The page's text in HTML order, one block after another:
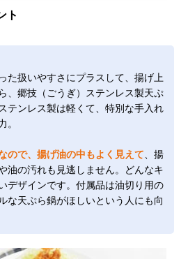
ト
た扱いやすさにプラスして、揚げ上
、郷技（ごうぎ）ステンレス製天ぷ
テンレス製は軽くて、特別な手入れ
。
ので、揚げ油の中もよく見えて 、揚
油の汚れも見逃しません。どんなキ
デザインです。付属品は油切り用の
な天ぷら鍋がほしいという人にも向